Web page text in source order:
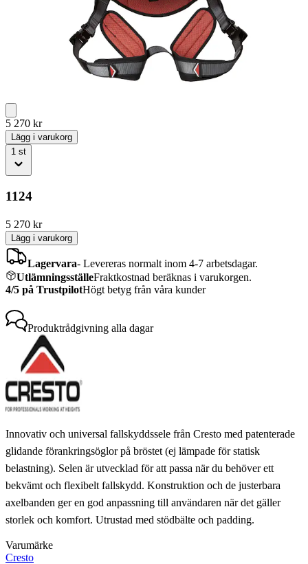
5 270 kr
Lägg i varukorg
1 st
1124
5 270 kr
Lägg i varukorg
Lagervara- Levereras normalt inom 4-7 arbetsdagar.
UtlämningsställeFraktkostnad beräknas i varukorgen.
4/5 på TrustpilotHögt betyg från våra kunder
Produktrådgivning alla dagar
Innovativ och universal fallskyddssele från Cresto med patenterade
glidande förankringsöglor på bröstet (ej lämpade för statisk
belastning). Selen är utvecklad för att passa när du behöver ett
bekvämt och flexibelt fallskydd. Konstruktion och de justerbara
axelbanden ger en god anpassning till användaren när det gäller
storlek och komfort. Utrustad med stödbälte och padding.
Varumärke
Cresto